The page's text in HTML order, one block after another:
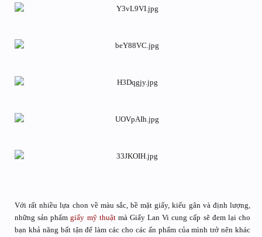
Với rất nhiều lựa chon về màu sắc, bề mặt giấy, kiểu gân và định lượng,
những sản phẩmgiấy mỹ thuậtmà Giấy Lan Vi cung cấp sẽ đem lại cho
bạn khả năng bất tận để làm các cho các ấn phẩm của mình trở nên khác